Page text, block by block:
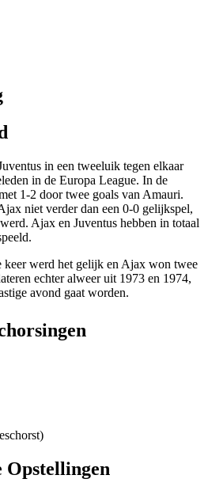
in een tweeluik tegen elkaar
in de Europa League. In de
1-2 door twee goals van Amauri.
niet verder dan een 0-0 gelijkspel,
Ajax en Juventus hebben in totaal
keer werd het gelijk en Ajax won twee
echter alweer uit 1973 en 1974,
avond gaat worden.